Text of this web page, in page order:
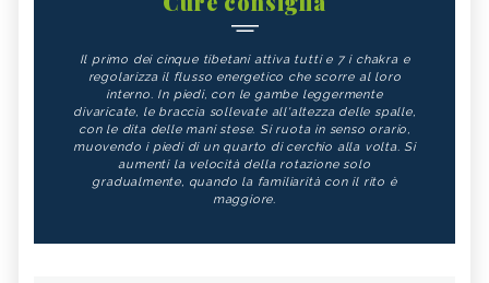
Il primo dei cinque tibetani attiva tutti e 7 i chakra e
regolarizza il flusso energetico che scorre al loro
interno. In piedi, con le gambe leggermente
divaricate, le braccia sollevate all'altezza delle spalle,
con le dita delle mani stese. Si ruota in senso orario,
muovendo i piedi di un quarto di cerchio alla volta. Si
aumenti la velocità della rotazione solo
gradualmente, quando la familiarità con il rito è
maggiore.